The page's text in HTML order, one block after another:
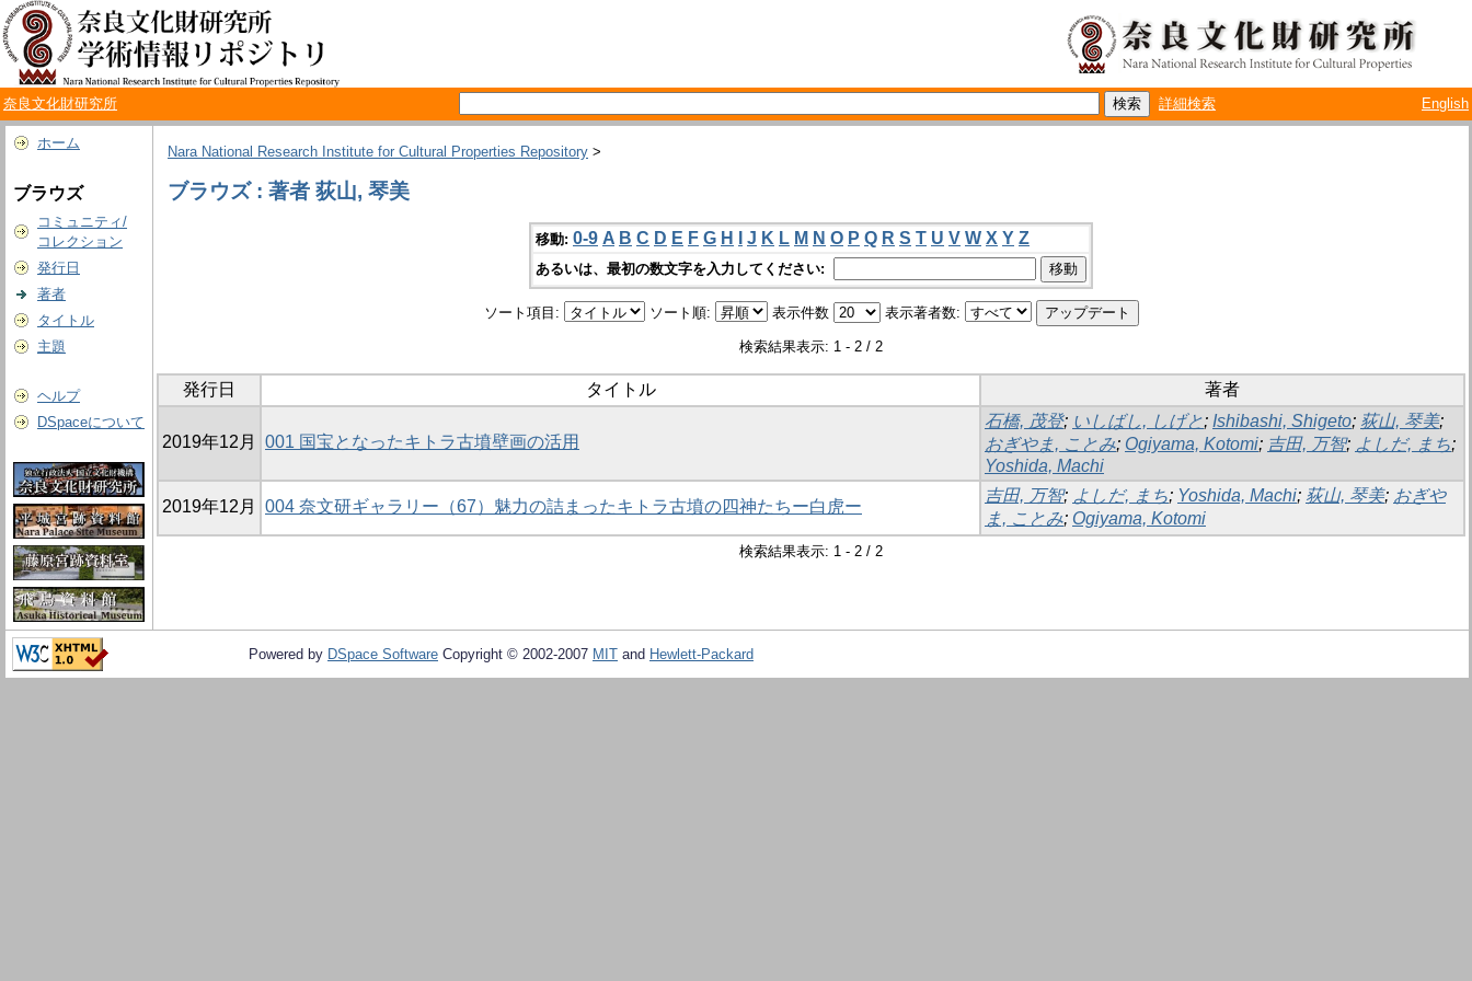
奈良文化財研究所 詳細検索 English
ホーム
ブラウズ
コミュニティ/
コレクション
発行日
著者
タイトル
主題
ヘルプ
DSpaceについて
Nara National Research Institute for Cultural Properties Repository >
ブラウズ : 著者 荻山, 琴美
移動: 0-9 A B C D E F G H J K L M N O P Q R S T U V W X Y Z
あるいは、最初の数文字を入力してください:
ソート項目: ソート順: 表示件数 表示著者数:
検索結果表示: 1 - 2 / 2
発行日 タイトル 著者
2019年12月 001 国宝となったキトラ古墳壁画の活用
石橋, 茂登; いしばし, しげと; Ishibashi, Shigeto; 荻山, 琴美;
おぎやま, ことみ; Ogiyama, Kotomi; 吉田, 万智; よしだ, まち;
Yoshida, Machi
2019年12月 004 奈文研ギャラリー（67）魅力の詰まったキトラ古墳の四神たちー白虎ー
吉田, 万智; よしだ, まち; Yoshida, Machi; 荻山, 琴美; おぎや
ま, ことみ; Ogiyama, Kotomi
検索結果表示: 1 - 2 / 2
Powered by DSpace Software Copyright © 2002-2007 MIT and Hewlett-Packard